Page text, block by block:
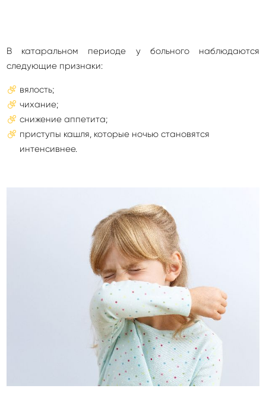
В катаральном периоде у больного наблюдаются
следующие признаки:
вялость;
чихание;
снижение аппетита;
приступы кашля, которые ночью становятся
интенсивнее.